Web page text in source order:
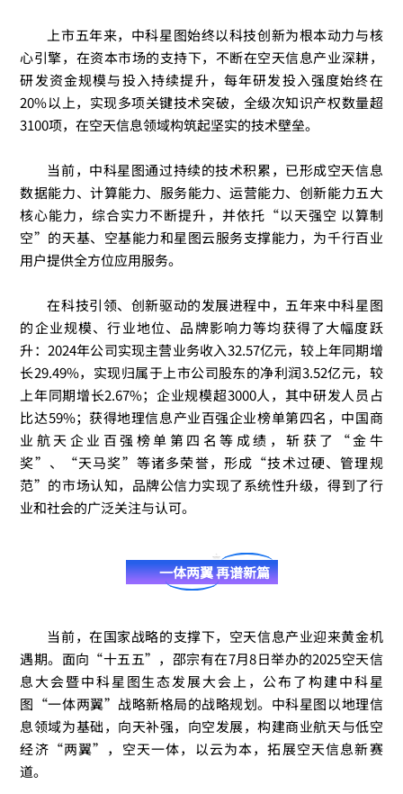
上市五年来，中科星图始终以科技创新为根本动力与核
心引擎，在资本市场的支持下，不断在空天信息产业深耕，
研发资金规模与投入持续提升， 每年研发投入强度始终在
20%以上， 实现多项关键技术突破，全级次知识产权数量超
3100项，在空天信息领域构筑起坚实的技术壁垒。
当前，中科星图通过持续的技术积累，已形成空天信息
数据能力、计算能力、服务能力、运营能力、创新能力五大
核心能力，综合实力不断提升，并依托“以天强空 以算制
空”的天基、空基能力和星图云服务支撑能力，为千行百业
用户提供全方位应用服务。
在科技引领、创新驱动的发展进程中，五年来中科星图
的企业规模、行业地位、品牌影响力等均获得了大幅度跃
升： 2024年公司实现主营业务收入32.57亿元，较上年同期增
长29.49%，实现归属于上市公司股东的净利润3.52亿元，较
上年同期增长2.67%；企业规模超3000人，其中研发人员占
比达59%；获得地理信息产业百强企业榜单第四名，中国商
业航天企业百强榜单第四名等成绩，斩获了“金牛
奖”、“天马奖”等诸多荣誉，形成“技术过硬、管理规
范” 的市场认知，品牌公信力实现了系统性升级，得到了行
业和社会的广泛关注与认可。
一体两翼 再谱新篇
当前，在国家战略的支撑下，空天信息产业迎来黄金机
遇期。 面向“十五五”， 邵宗有在7月8日举办的2025空天信
息大会暨中科星图生态发展大会上，公布了构建中科星
图“一体两翼”战略新格局的战略规划。 中科星图以地理信
息领域为基础，向天补强，向空发展，构建商业航天与低空
经济“两翼”，空天一体，以云为本，拓展空天信息新赛
道。